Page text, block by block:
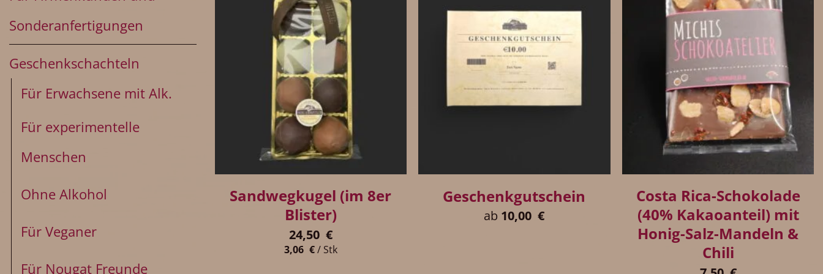
Sonderanfertigungen
Geschenkschachteln
Für Erwachsene mit Alk.
Für experimentelle
Menschen
Ohne Alkohol
Für Veganer
Für Nougat Freunde
Sandwegkugel (im 8er
Blister)
24,50 €
3,06 €/ Stk
Geschenkgutschein
ab 10,00 €
Costa Rica-Schokolade
(40% Kakaoanteil) mit
Honig-Salz-Mandeln &
Chili